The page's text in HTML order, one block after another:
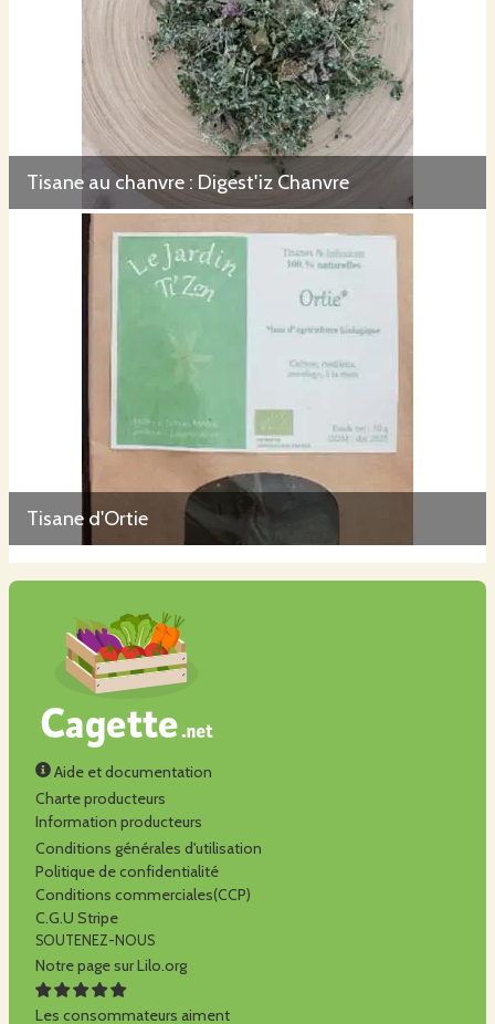
Tisane au chanvre : Digest'iz Chanvre
Tisane d'Ortie
Aide et documentation
Charte producteurs
Information producteurs
Conditions générales d'utilisation
Politique de confidentialité
Conditions commerciales(CCP)
C.G.U Stripe
SOUTENEZ-NOUS
Notre page sur Lilo.org
Les consommateurs aiment